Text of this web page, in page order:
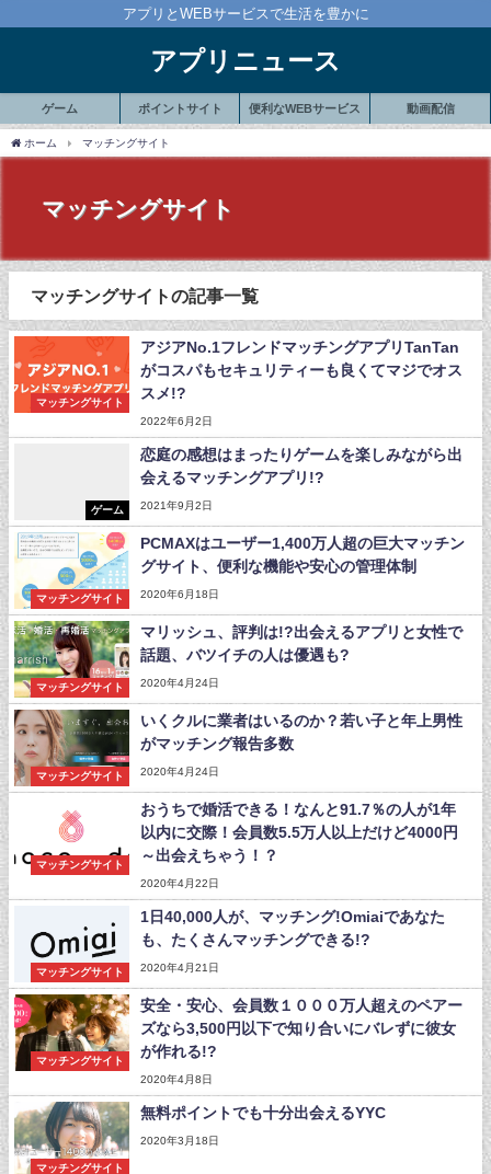
アプリとWEBサービスで生活を豊かに
アプリニュース
ゲーム ポイントサイト 便利なWEBサービス 動画配信
ホーム マッチングサイト
マッチングサイト
マッチングサイトの記事一覧
マッチングサイト
アジアNo.1フレンドマッチングアプリTanTan
がコスパもセキュリティーも良くてマジでオス
スメ!?
2022年6月2日
ゲーム
恋庭の感想はまったりゲームを楽しみながら出
会えるマッチングアプリ!?
2021年9月2日
マッチングサイト
PCMAXはユーザー1,400万人超の巨大マッチン
グサイト、便利な機能や安心の管理体制
2020年6月18日
マッチングサイト
マリッシュ、評判は!?出会えるアプリと女性で
話題、バツイチの人は優遇も?
2020年4月24日
マッチングサイト
いくクルに業者はいるのか？若い子と年上男性
がマッチング報告多数
2020年4月24日
マッチングサイト
おうちで婚活できる！なんと91.7％の人が1年
以内に交際！会員数5.5万人以上だけど4000円
～出会えちゃう！？
2020年4月22日
マッチングサイト
1日40,000人が、マッチング!Omiaiであなた
も、たくさんマッチングできる!?
2020年4月21日
マッチングサイト
安全・安心、会員数１０００万人超えのペアー
ズなら3,500円以下で知り合いにバレずに彼女
が作れる!?
2020年4月8日
マッチングサイト
無料ポイントでも十分出会えるYYC
2020年3月18日